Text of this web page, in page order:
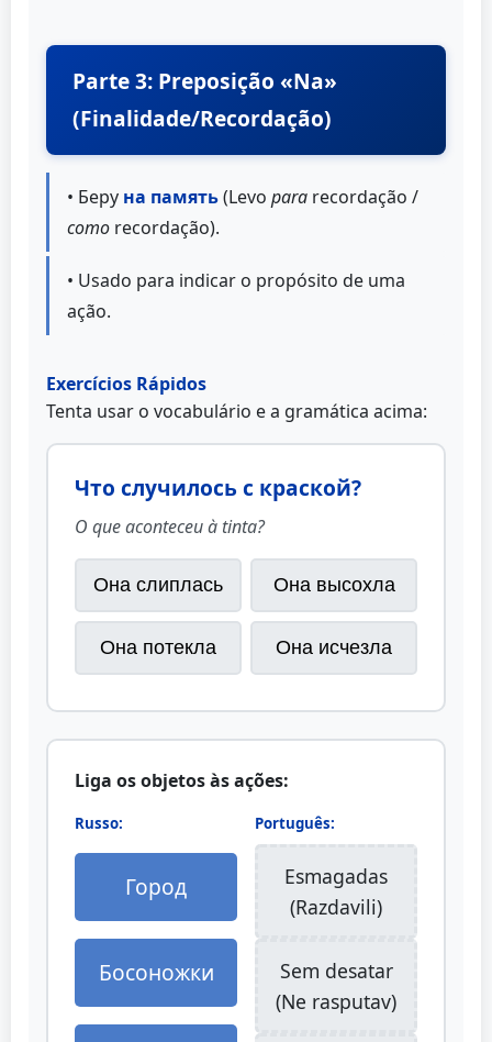
Parte 3: Preposição «Na»
(Finalidade/Recordação)
• Беру на память(Levo para recordação /
como recordação).
• Usado para indicar o propósito de uma
ação.
Exercícios Rápidos
Tenta usar o vocabulário e a gramática acima:
Что случилось с краской?
O que aconteceu à tinta?
Она слиплась Она высохла
Она потекла Она исчезла
Liga os objetos às ações:
Russo:
Город
Босоножки
Português:
Esmagadas
(Razdavili)
Sem desatar
(Ne rasputav)